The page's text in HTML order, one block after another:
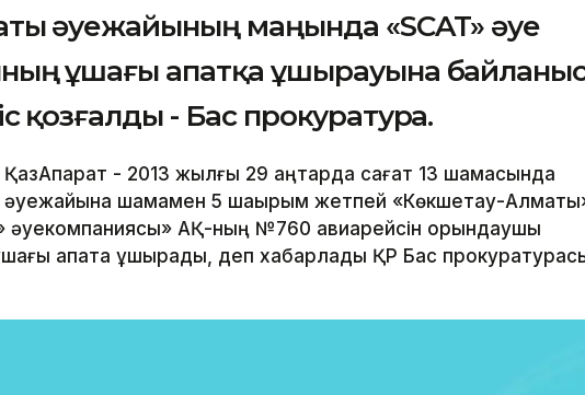
әуежайының маңында «SCAT» әуе
ұшағы апатқа ұшырауына
қозғалды - Бас прокуратура.
- 2013 жылғы 29 қаңтарда сағат 13 шамасында
әуежайына шамамен 5 шақырым жетпей «Көкшетау-
әуекомпаниясы» АҚ-ның №760 авиарейсін орындаушы
апатқа ұшырады, деп хабарлады ҚР Бас